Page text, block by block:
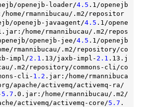
openejb-loader/4.5 .1/openejb
rmannibucau/.m2/repositor
openejb-javaagent/4.5 .1/opene
home/rmannibucau/.m2/repos
openejb-jee/4.5 .1/openejb
rmannibucau/.m2/repository/co
impl/2.1 .13/jaxb-impl- 2.1 .13.j
.m2/repository/commons-cli/co
cli-1.2 .jar:/home/rmannibuca
apache/activemq/activemq-ra/
5.7 .0.jar:/home/rmannibucau/.m2/
activemq/activemq-core/5.7 .